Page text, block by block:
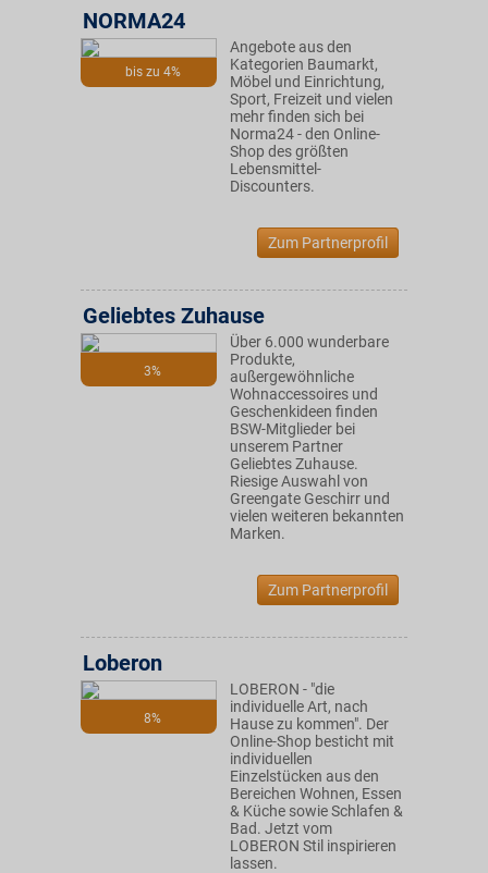
bis zu 4%
NORMA24
Angebote aus den
Kategorien Baumarkt,
Möbel und Einrichtung,
Sport, Freizeit und vielen
mehr finden sich bei
Norma24 - den Online-
Shop des größten
Lebensmittel-
Discounters.
Zum Partnerprofil
3%
Geliebtes Zuhause
Über 6.000 wunderbare
Produkte,
außergewöhnliche
Wohnaccessoires und
Geschenkideen finden
BSW-Mitglieder bei
unserem Partner
Geliebtes Zuhause.
Riesige Auswahl von
Greengate Geschirr und
vielen weiteren bekannten
Marken.
Zum Partnerprofil
8%
Loberon
LOBERON - "die
individuelle Art, nach
Hause zu kommen". Der
Online-Shop besticht mit
individuellen
Einzelstücken aus den
Bereichen Wohnen, Essen
& Küche sowie Schlafen &
Bad. Jetzt vom
LOBERON Stil inspirieren
lassen.